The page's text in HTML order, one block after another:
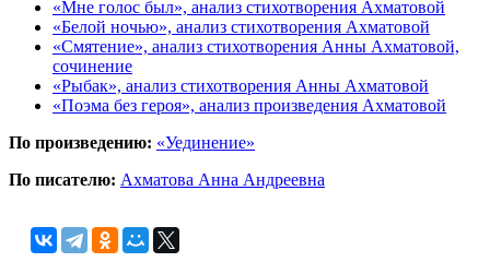
«Мне голос был», анализ стихотворения Ахматовой
«Белой ночью», анализ стихотворения Ахматовой
«Смятение», анализ стихотворения Анны Ахматовой,
сочинение
«Рыбак», анализ стихотворения Анны Ахматовой
«Поэма без героя», анализ произведения Ахматовой
По произведению: «Уединение»
По писателю: Ахматова Анна Андреевна